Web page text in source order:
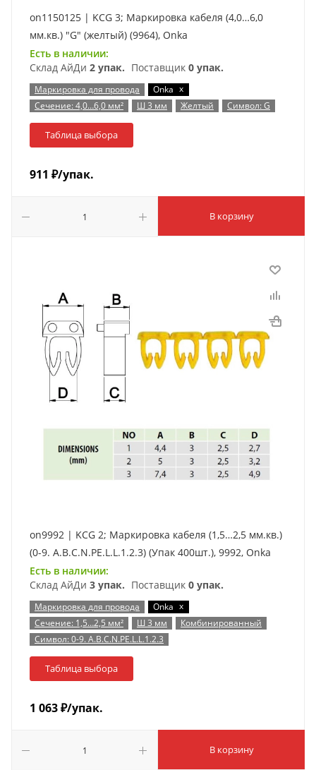
on1150125 | KCG 3; Маркировка кабеля (4,0…6,0
мм.кв.) "G" (желтый) (9964), Onka
Есть в наличии:
Склад АйДи 2 упак. Поставщик 0 упак.
Маркировка для провода Onka x
Сечение: 4,0…6,0 мм²
Ш 3 мм Желтый Символ: G
Таблица выбора
911 ₽/упак.
В корзину
on9992 | KCG 2; Маркировка кабеля (1,5…2,5 мм.кв.)
(0-9. A.B.C.N.PE.L.L.1.2.3) (Упак 400шт.), 9992, Onka
Есть в наличии:
Склад АйДи 3 упак. Поставщик 0 упак.
Маркировка для провода Onka x
Сечение: 1,5…2,5 мм²
Ш 3 мм
Комбинированный
Символ: 0-9. A.B.C.N.PE.L.L.1.2.3
Таблица выбора
1 063₽/упак.
В корзину